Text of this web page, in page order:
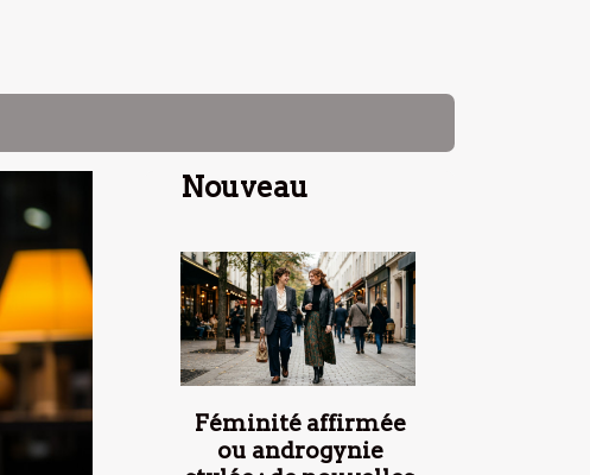
Nouveau
Féminité affirmée
ou androgynie